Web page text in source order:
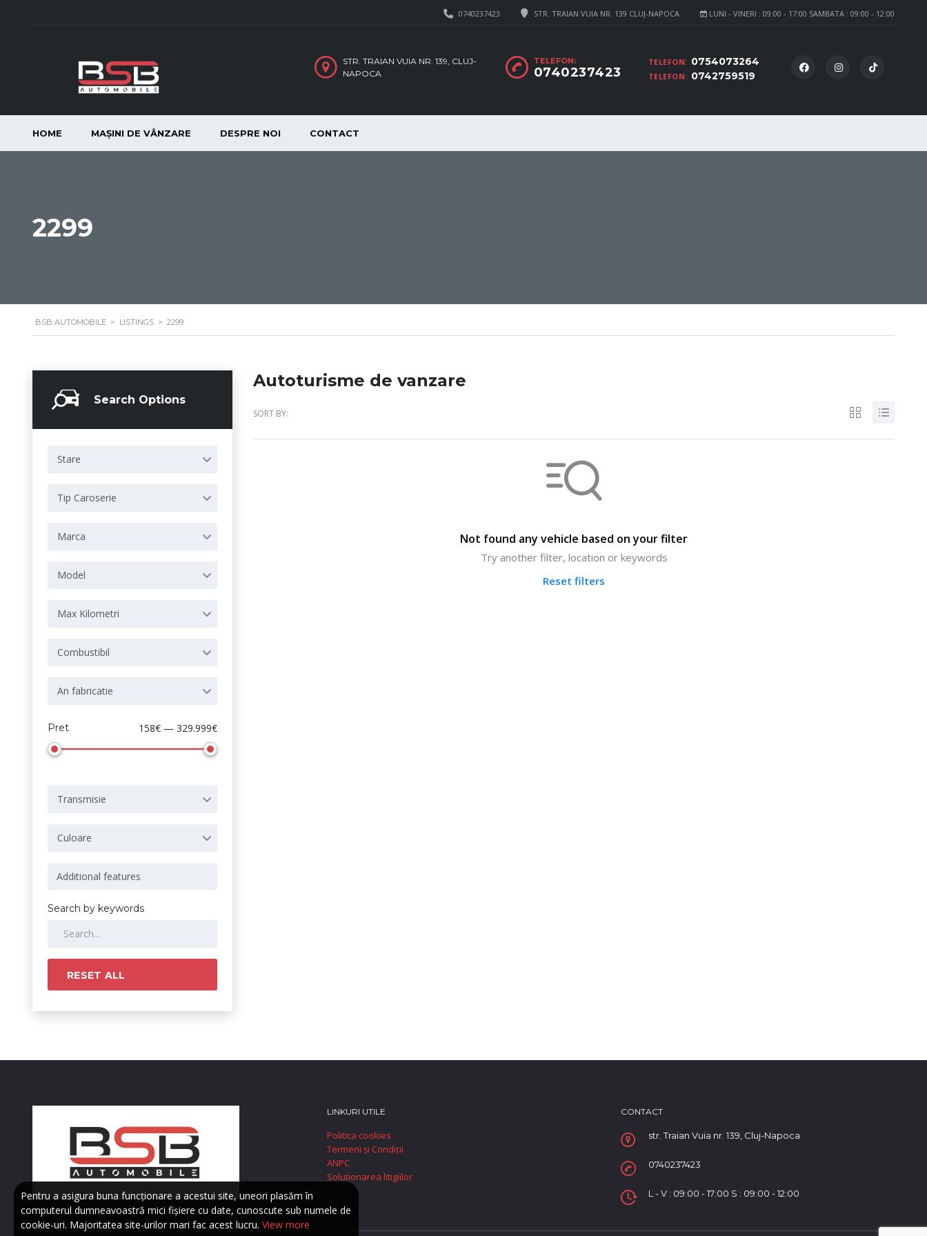
LUNI - VINERI : 09:00 - 17:00 SAMBATA : 09:00 - 12:00
STR. TRAIAN VUIA NR. 139 CLUJ-NAPOCA
0740237423
TELEFON: 0754073264
TELEFON: 0742759519
TELEFON:
0740237423
STR. TRAIAN VUIA NR. 139, CLUJ-
NAPOCA
HOME MAȘINI DE VÂNZARE DESPRE NOI CONTACT
2299
BSB AUTOMOBILE > LISTINGS > 2299
Search Options
Stare
Tip Caroserie
Marca
Model
Max Kilometri
Combustibil
An fabricatie
Pret 158€ — 329.999€
Transmisie
Culoare
Search by keywords
RESET ALL
Autoturisme de vanzare
SORT BY:
Not found any vehicle based on your filter
Try another filter, location or keywords
Reset filters
LINKURI UTILE
Politica cookies
Termeni și Condiții
ANPC
Solutionarea litigiilor
CONTACT
str. Traian Vuia nr. 139, Cluj-Napoca
0740237423
L - V : 09:00 - 17:00 S : 09:00 - 12:00
Pentru a asigura buna funcționare a acestui site, uneori plasăm în
computerul dumneavoastră mici fișiere cu date, cunoscute sub numele de
cookie-uri. Majoritatea site-urilor mari fac acest lucru. View more